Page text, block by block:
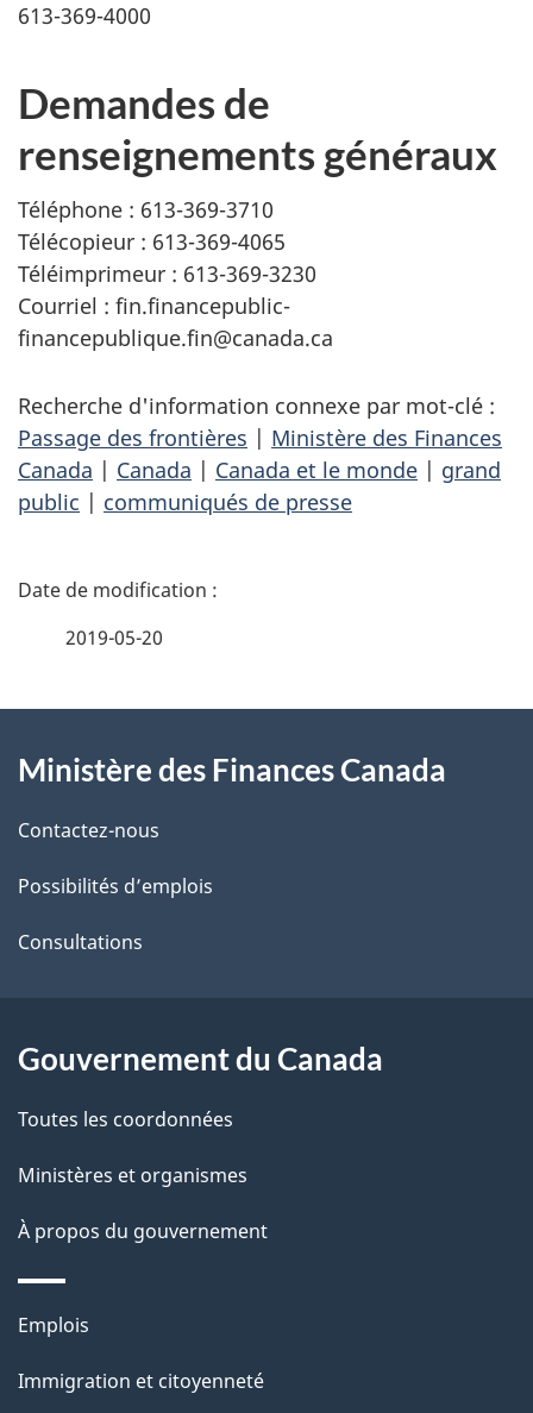
613-369-4000
Demandes de
renseignements généraux
Téléphone : 613-369-3710
Télécopieur : 613-369-4065
Téléimprimeur : 613-369-3230
Courriel : fin.financepublic-
financepublique.fin@canada.ca
Recherche d'information connexe par mot-clé :
Passage des frontières | Ministère des Finances
Canada | Canada | Canada et le monde | grand
public | communiqués de presse
D
i
l
s
d
l
a
g
e
2019-05-20
propos
de
ce
site
Ministère des Finances Canada
Contactez-nous
Possibilités d’emplois
Consultations
Gouvernement du Canada
Toutes les coordonnées
Ministères et organismes
À propos du gouvernement
Thèmes
sujets
Emplois
Immigration et citoyenneté